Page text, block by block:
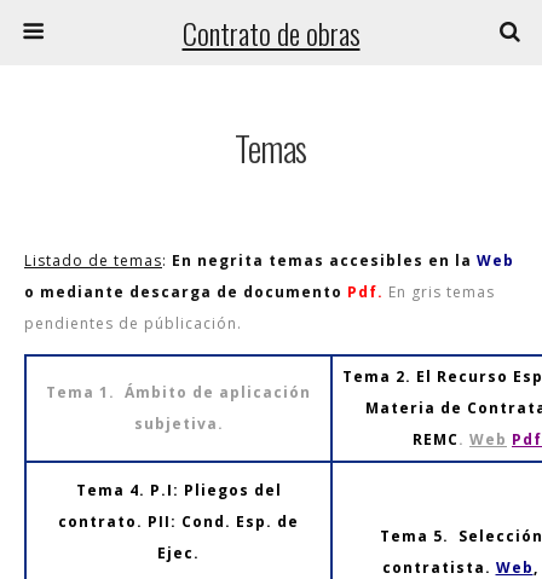
Contrato de obras
Temas
Listado de temas: En negrita temas accesibles en la Web
o mediante descarga de documento Pdf. En gris temas
pendientes de públicación.
Tema 1. Ámbito de aplicación
subjetiva.
Tema 2. El Recurso
Materia de
REMC. Web Pdf
Tema 4. P.I: Pliegos del
contrato. PII: Cond. Esp. de
Ejec.
Tema 5.
contratista. Web,